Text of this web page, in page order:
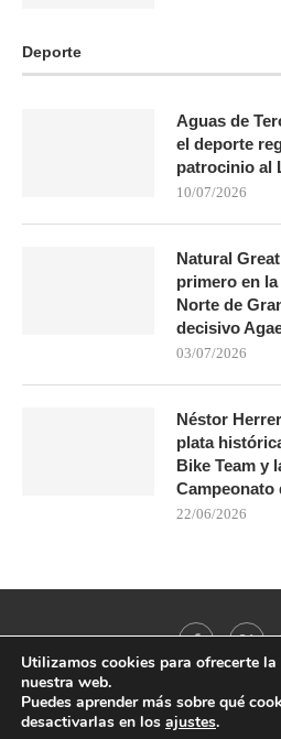
Deporte
Aguas de
el deporte
patrocinio al
10/07/2026
Natural
primero en
Norte de
decisivo
03/07/2026
Néstor
plata
Bike Team y
Campeonato
22/06/2026
@2021 - All Right Reserved. Designed
Utilizamos cookies para ofrecerte la
nuestra web.
Puedes aprender más sobre qué
desactivarlas en los ajustes.